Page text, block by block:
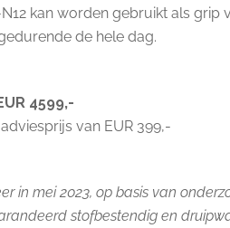
N12 kan worden gebruikt als
de hele dag.
4599,-
van EUR 399,-
in mei 2023, op basis van
stofbestendig en